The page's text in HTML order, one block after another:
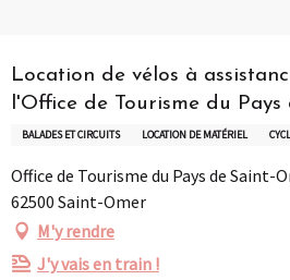
Location de vélos à
l'Office de Tourisme du
BALADES ET CIRCUITS LOCATION DE MATÉRIEL
Office de Tourisme du Pays de Saint-
62500 Saint-Omer
M'y rendre
J'y vais en train !